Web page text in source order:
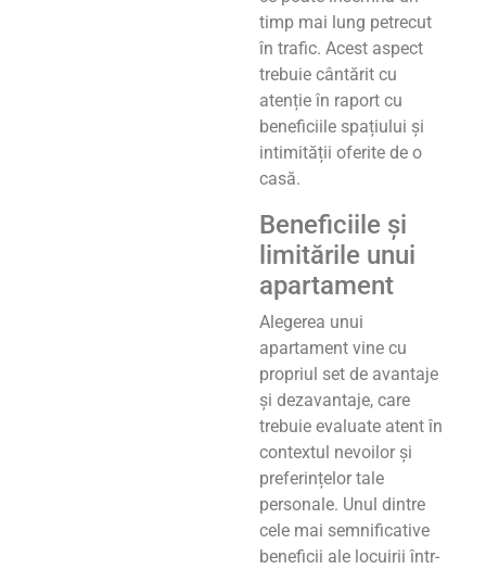
timp mai lung petrecut
în trafic. Acest aspect
trebuie cântărit cu
atenție în raport cu
beneficiile spațiului și
intimității oferite de o
casă.
Beneficiile și
limitările unui
apartament
Alegerea unui
apartament vine cu
propriul set de avantaje
și dezavantaje, care
trebuie evaluate atent în
contextul nevoilor și
preferințelor tale
personale. Unul dintre
cele mai semnificative
beneficii ale locuirii într-